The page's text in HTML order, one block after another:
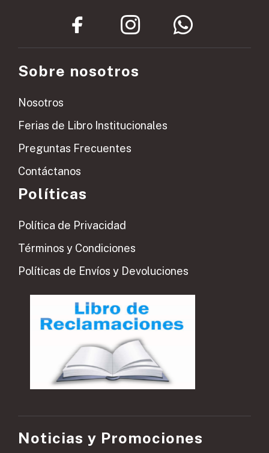
Sobre nosotros
Nosotros
Ferias de Libro Institucionales
Preguntas Frecuentes
Contáctanos
Políticas
Política de Privacidad
Términos y Condiciones
Políticas de Envíos y Devoluciones
Noticias y Promociones